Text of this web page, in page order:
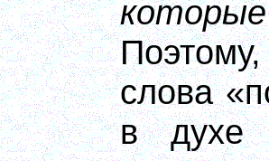
слова
в духе